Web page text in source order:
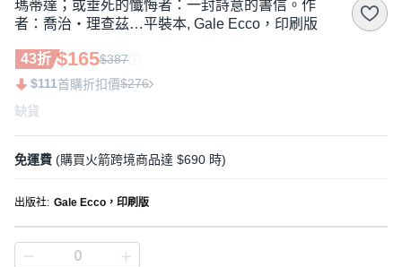
瑪蒂達；或垂死的懺悔者：一封詩意的書信。作
者：喬治‧理查茲…平裝本, Gale Ecco，印刷版
43折 $165$387
$111首購折扣價$276
缺貨
免運費 (購買火箭跨境商品達 $690 時)
出版社: Gale Ecco，印刷版